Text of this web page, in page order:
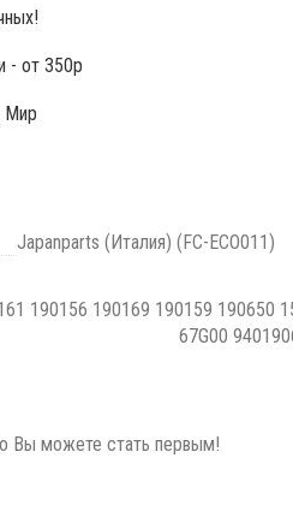
- от 350р
Мир
Japanparts (Италия) (FC-ECO011)
190156 190169 190159 190650
67G00
Вы можете стать первым!